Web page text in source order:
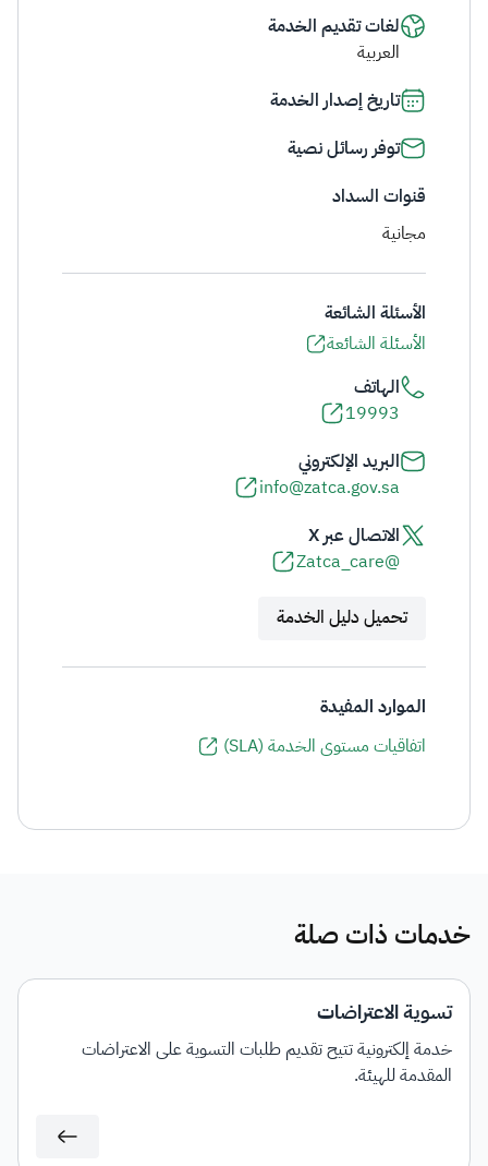
لغات تقديم الخدمة
العربية
تاريخ إصدار الخدمة
توفر رسائل نصية
قنوات السداد
مجانية
الأسئلة الشائعة
الأسئلة الشائعة
الهاتف
19993
البريد الإلكتروني
info@zatca.gov.sa
الاتصال عبر X
@Zatca_care
تحميل دليل الخدمة
الموارد المفيدة
اتفاقيات مستوى الخدمة (SLA)
خدمات ذات صلة
تسوية الاعتراضات
خدمة إلكترونية تتيح تقديم طلبات التسوية على الاعتراضات
المقدمة للهيئة.